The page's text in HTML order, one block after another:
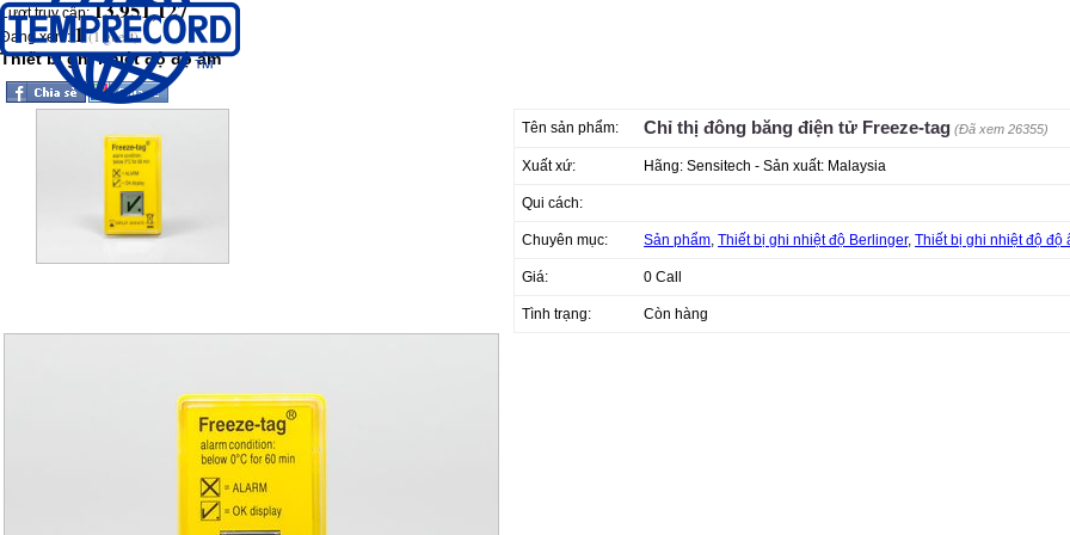
Lượt truy cập:13,951,127
Đang xem: 1(1 guest)
Thiết bị ghi nhiệt độ độ ẩm
Tên sản phẩm: Chỉ thị đông băng điện tử Freeze-tag (Đã xem 26355)
Xuất xứ: Hãng: Sensitech - Sản xuất: Malaysia
Qui cách:
Chuyên mục: Sản phẩm,Thiết bị ghi nhiệt độ Berlinger,Thiết bị ghi nhiệt độ độ
Giá: 0 Call
Tình trạng: Còn hàng